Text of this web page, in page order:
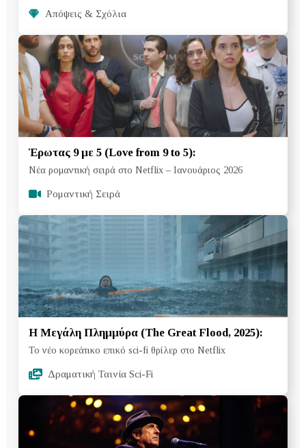
Απόψεις & Σχόλια
Έρωτας 9 με 5 (Love from 9 to 5):
Νέα ρομαντική σειρά στο Netflix – Ιανουάριος 2026
Ρομαντική Σειρά
Η Μεγάλη Πλημμύρα (The Great Flood, 2025):
Το νέο κορεάτικο επικό sci-fi θρίλερ στο Netflix
Δραματική Ταινία Sci-Fi